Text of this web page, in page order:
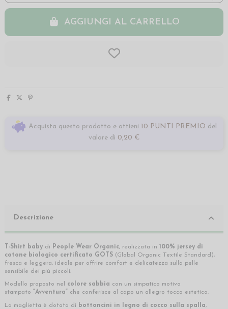
AGGIUNGI AL CARRELLO
Acquista questo prodotto e ottieni 10 PUNTI PREMIO del
valore di 0,20 €
Descrizione
T-Shirt baby di People Wear Organic, realizzata in 100% jersey di
cotone biologico certificato GOTS (Global Organic Textile Standard),
fresca e leggera, ideale per offrire comfort e delicatezza sulla pelle
sensibile dei più piccoli.
Modello proposto nel colore sabbia con un simpatico motivo
stampato
“Avventura” che conferisce al capo un allegro tocco estetico.
La maglietta è dotata di bottoncini in legno di cocco sulla spalla,